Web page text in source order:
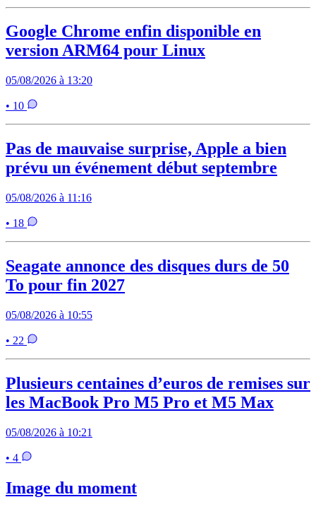
Google Chrome enfin disponible en
version ARM64 pour Linux
05/08/2026 à 13:20
• 10
Pas de mauvaise surprise, Apple a bien
prévu un événement début septembre
05/08/2026 à 11:16
• 18
Seagate annonce des disques durs de 50
To pour fin 2027
05/08/2026 à 10:55
• 22
Plusieurs centaines d’euros de remises sur
les MacBook Pro M5 Pro et M5 Max
05/08/2026 à 10:21
• 4
Image du moment